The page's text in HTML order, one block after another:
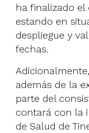
ha finalizado
estando en
despliegue y
fechas.
además de la
parte del
contará con la
de Salud de